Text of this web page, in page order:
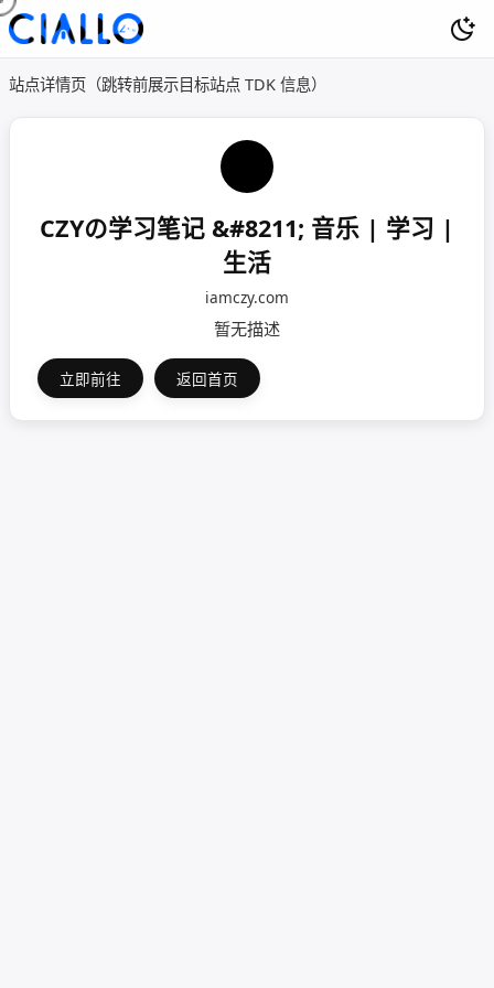
站点详情页（跳转前展示目标站点 TDK 信息）
CZYの学习笔记 &#8211; 音乐 | 学习 |
生活
iamczy.com
暂无描述
立即前往 返回首页